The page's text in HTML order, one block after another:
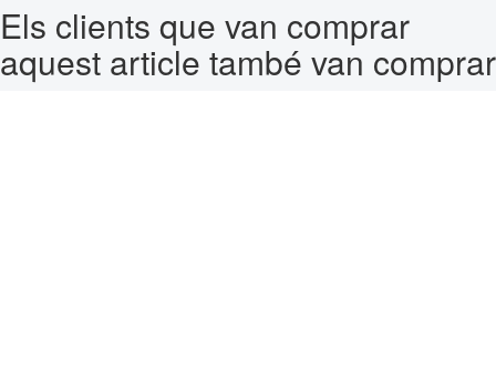
Els clients que van comprar
aquest article també van comprar